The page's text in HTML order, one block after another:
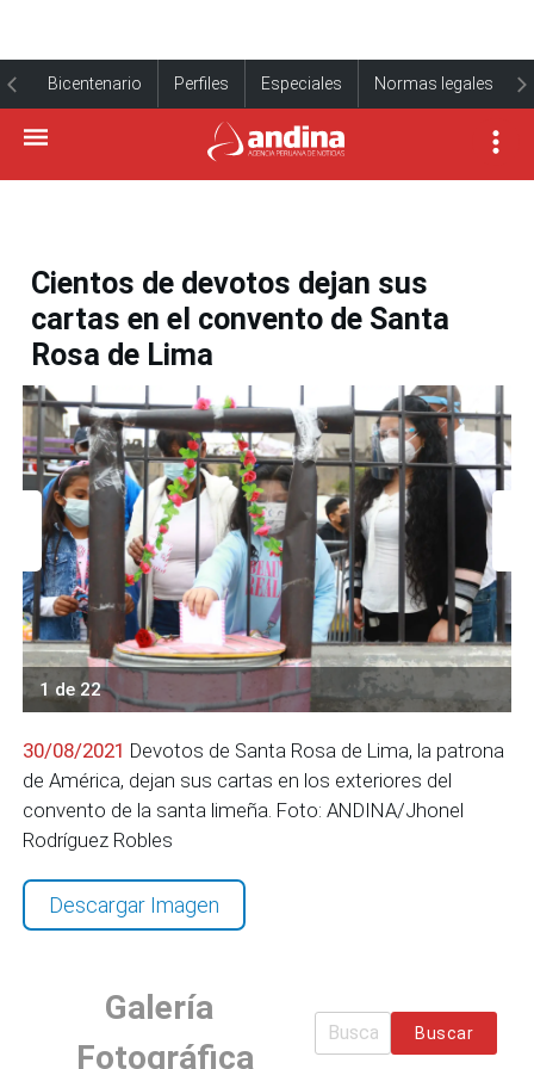
Bicentenario Perfiles Especiales Normas legales
Cientos de devotos dejan sus
cartas en el convento de Santa
Rosa de Lima
1 de 22
30/08/2021 Devotos de Santa Rosa de Lima, la patrona
de América, dejan sus cartas en los exteriores del
convento de la santa limeña. Foto: ANDINA/Jhonel
Rodríguez Robles
Descargar Imagen
Galería
Fotográfica
Buscar